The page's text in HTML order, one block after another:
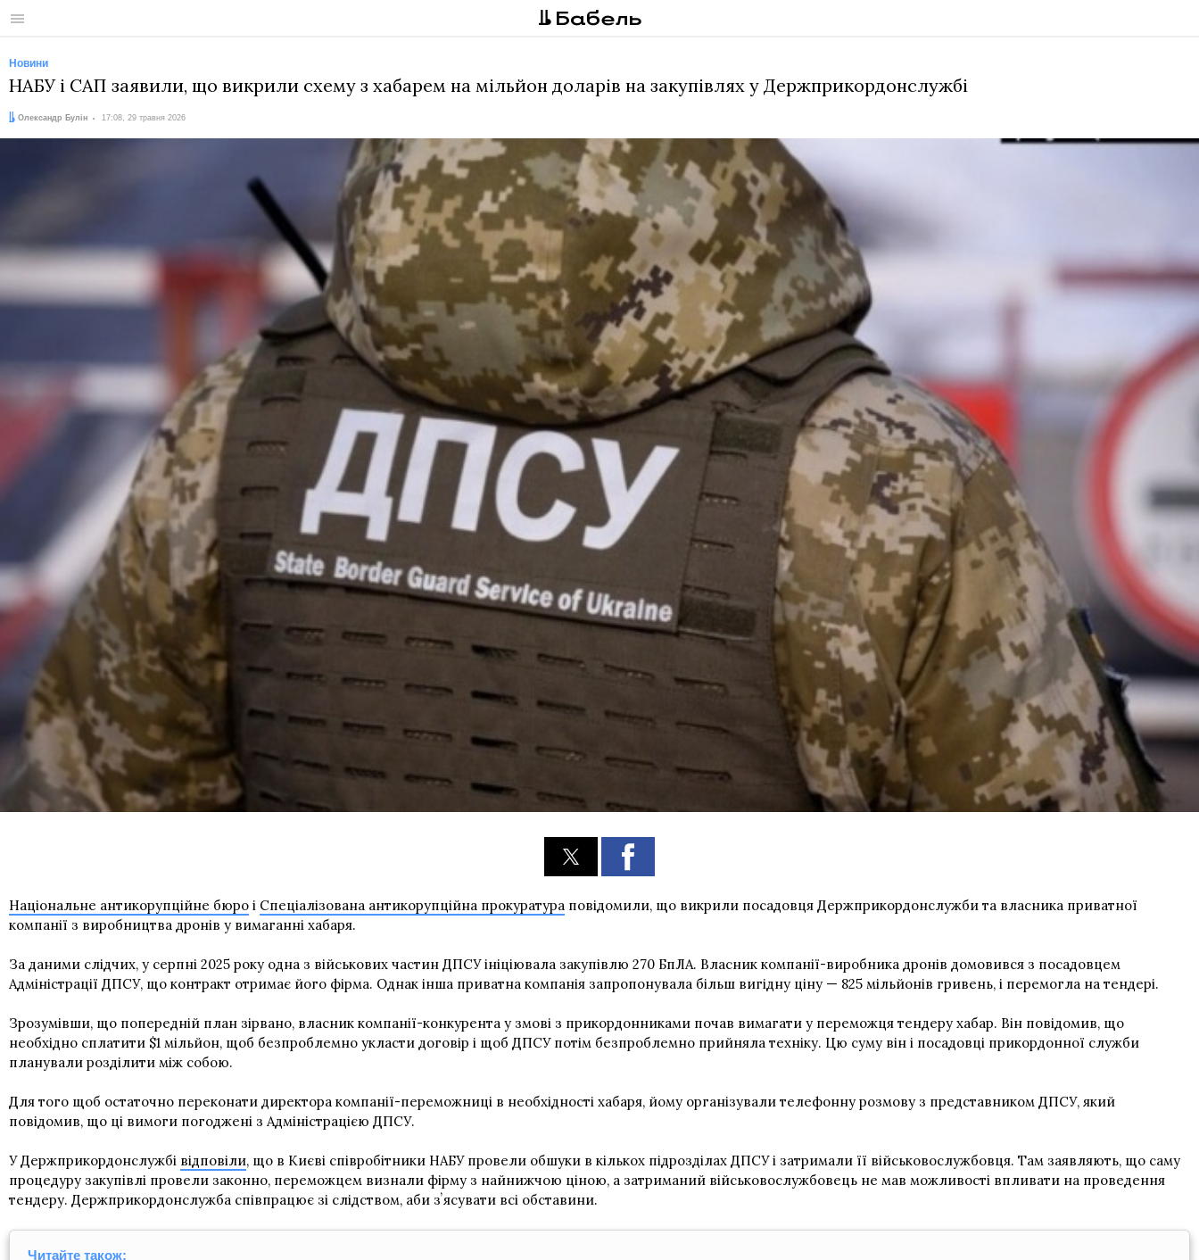
Меню
Новини
НАБУ і САП заявили, що викрили схему з хабарем на мільйон доларів на закупівлях у Держприкордонслужбі
Автор:
Олександр Булін
Дата: 17:08, 29 травня 2026
Національне антикорупційне бюро і Спеціалізована антикорупційна прокуратура повідомили, що викрили посадовця Держприкордонслужби та власника приватної
компанії з виробництва дронів у вимаганні хабаря.
За даними слідчих, у серпні 2025 року одна з військових частин ДПСУ ініціювала закупівлю 270 БпЛА. Власник компанії-виробника дронів домовився з посадовцем
Адміністрації ДПСУ, що контракт отримає його фірма. Однак інша приватна компанія запропонувала більш вигідну ціну — 825 мільйонів гривень, і перемогла на тендері.
Зрозумівши, що попередній план зірвано, власник компанії-конкурента у змові з прикордонниками почав вимагати у переможця тендеру хабар. Він повідомив, що
необхідно сплатити $1 мільйон, щоб безпроблемно укласти договір і щоб ДПСУ потім безпроблемно прийняла техніку. Цю суму він і посадовці прикордонної служби
планували розділити між собою.
Для того щоб остаточно переконати директора компанії-переможниці в необхідності хабаря, йому організували телефонну розмову з представником ДПСУ, який
повідомив, що ці вимоги погоджені з Адміністрацією ДПСУ.
У Держприкордонслужбі відповіли, що в Києві співробітники НАБУ провели обшуки в кількох підрозділах ДПСУ і затримали її військовослужбовця. Там заявляють, що саму
процедуру закупівлі провели законно, переможцем визнали фірму з найнижчою ціною, а затриманий військовослужбовець не мав можливості впливати на проведення
тендеру. Держприкордонслужба співпрацює зі слідством, аби зʼясувати всі обставини.
Читайте також: